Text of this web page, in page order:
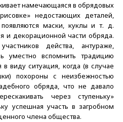
намечающаяся в обрядовых
недостающих деталей,
маски, куклы и т. д.
и декорационной части обряда.
действа, антураже,
уместно вспомнить традицию
виду ситуация, когда (в случае
похороны с неизбежностью
обряда, что не давало
через ступеньку»
успешная участь в загробном
члена общества.